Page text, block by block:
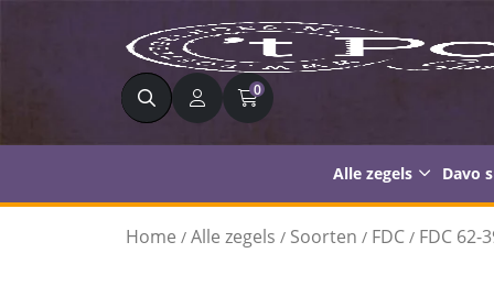
Zoeken 0
Alle zegels Davo
Home / Alle zegels / Soorten / FDC / FDC 62-